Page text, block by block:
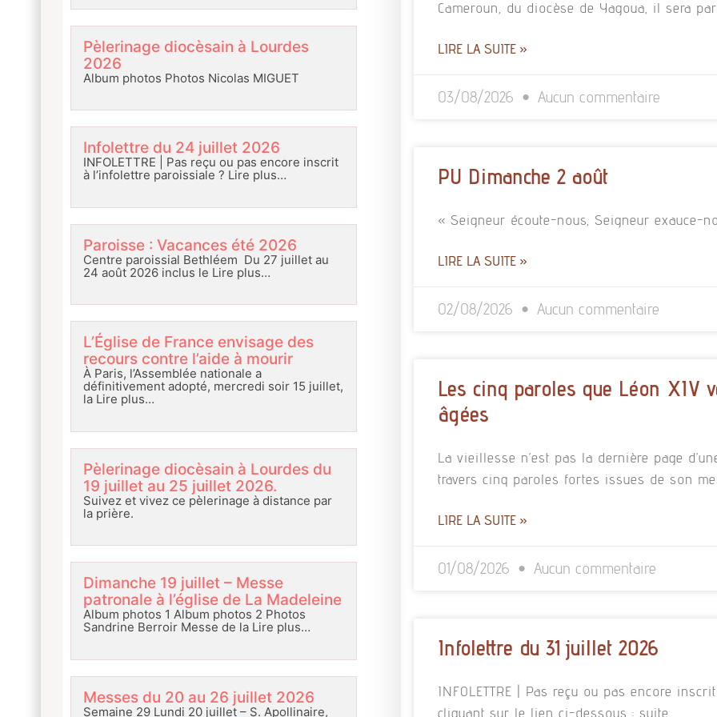
Pèlerinage diocèsain à Lourdes
2026
Album photos Photos Nicolas MIGUET
Infolettre du 24 juillet 2026
INFOLETTRE | Pas reçu ou pas encore inscrit
à l’infolettre paroissiale ? Lire plus…
Paroisse : Vacances été 2026
Centre paroissial Bethléem Du 27 juillet au
24 août 2026 inclus le Lire plus…
L’Église de France envisage des
recours contre l’aide à mourir
À Paris, l’Assemblée nationale a
définitivement adopté, mercredi soir 15 juillet,
la Lire plus…
Pèlerinage diocèsain à Lourdes du
19 juillet au 25 juillet 2026.
Suivez et vivez ce pèlerinage à distance par
la prière.
Dimanche 19 juillet – Messe
patronale à l’église de La Madeleine
Album photos 1 Album photos 2 Photos
Sandrine Berroir Messe de la Lire plus…
Messes du 20 au 26 juillet 2026
Semaine 29 Lundi 20 juillet – S. Apollinaire,
Cameroun, du diocèse de Yagoua, il sera
LIRE LA SUITE »
03/08/2026 Aucun commentaire
PU Dimanche 2 août
« Seigneur écoute-nous, Seigneur exauce-
LIRE LA SUITE »
02/08/2026 Aucun commentaire
Les cinq paroles que Léon XIV
âgées
La vieillesse n’est pas la dernière page
travers cinq paroles fortes issues de son
LIRE LA SUITE »
01/08/2026 Aucun commentaire
Infolettre du 31 juillet 2026
INFOLETTRE | Pas reçu ou pas encore
cliquant sur le lien ci-dessous : suite